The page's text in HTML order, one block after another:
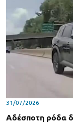
31/07/2026
Αδέσποτη ρόδα